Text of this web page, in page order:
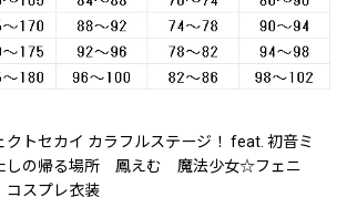
トセカイ カラフルステージ！ feat. 初音ミ
の帰る場所 鳳えむ 魔法少女☆フェニ
スプレ衣装